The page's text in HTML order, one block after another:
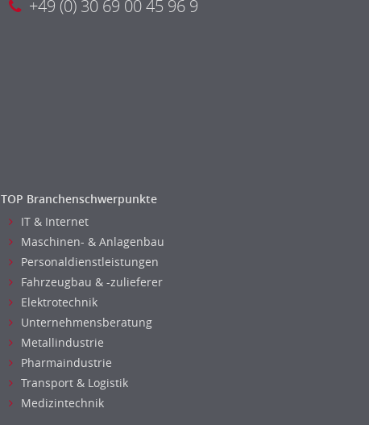
+49 (0) 30 69 00 45 96 9
TOP Branchenschwerpunkte
IT & Internet
Maschinen- & Anlagenbau
Personaldienstleistungen
Fahrzeugbau & -zulieferer
Elektrotechnik
Unternehmensberatung
Metallindustrie
Pharmaindustrie
Transport & Logistik
Medizintechnik